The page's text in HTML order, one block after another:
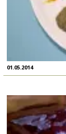
01.05.2014